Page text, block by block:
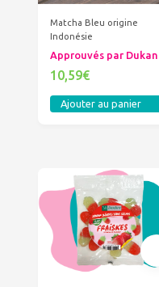
Matcha Bleu origine
Indonésie
Approuvés par Dukan
10,59€
Ajouter au panier